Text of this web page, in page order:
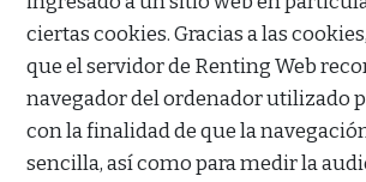
ciertas cookies. Gracias a las
que el servidor de Renting Web
navegador del ordenador utilizado
con la finalidad de que la
sencilla, así como para medir la